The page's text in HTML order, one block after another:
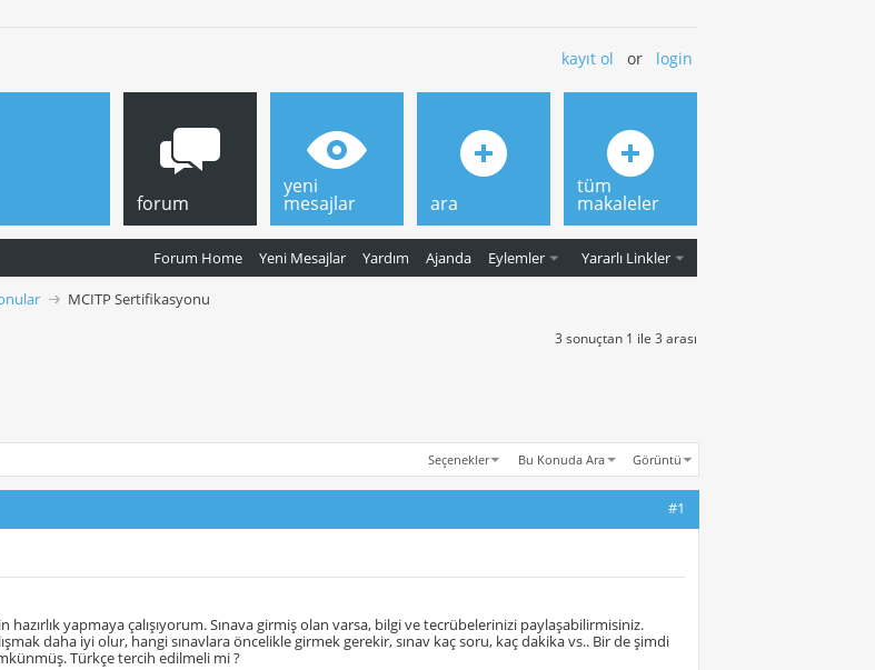
kayıt ol or login
forum
Forum Home Yeni Mesajlar Yardım Ajanda Eylemler Yararlı Linkler
yeni
mesajlar ara
tüm
makaleler
MCITP Sertifikasyonu
3 sonuçtan 1 ile 3 arası
Seçenekler Bu Konuda Ara Görüntü
#1
hazırlık yapmaya çalışıyorum. Sınava girmiş olan varsa, bilgi ve tecrübelerinizi paylaşabilirmisiniz.
daha iyi olur, hangi sınavlara öncelikle girmek gerekir, sınav kaç soru, kaç dakika vs.. Bir de şimdi
Türkçe tercih edilmeli mi ?